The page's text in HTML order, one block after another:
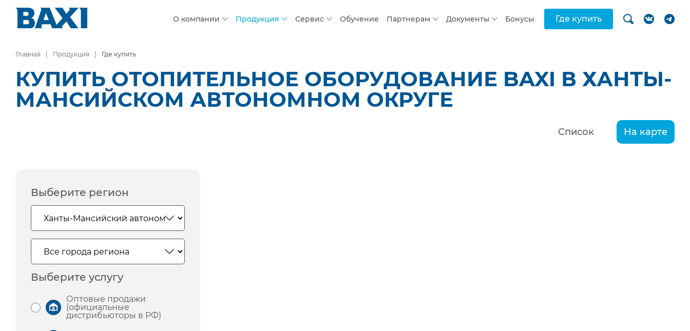
О компании Продукция Сервис Обучение Партнерам Документы Бонусы Где купить
Главная Продукция Где купить
КУПИТЬ ОТОПИТЕЛЬНОЕ ОБОРУДОВАНИЕ BAXI В ХАНТЫ-
МАНСИЙСКОМ АВТОНОМНОМ ОКРУГЕ
Список На карте
Выберите регион
Выберите услугу
Оптовые продажи
(официальные
дистрибьюторы в РФ)